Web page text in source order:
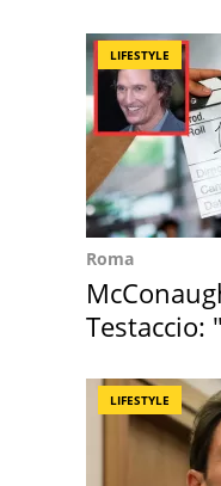
LIFESTYLE
Roma
Testaccio:
LIFESTYLE